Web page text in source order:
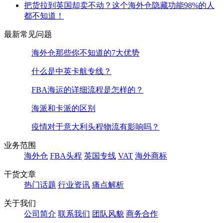
把货拉到英国却卖不动？这个海外仓隐藏功能98%的人
都不知道！
最新常见问题
海外仓那些你不知道的7大优势
什么是中英卡航专线？
FBA海运的详细流程是怎样的？
海派和卡派的区别
疫情对于意大利头程物流有影响吗？
业务范围
海外仓 FBA头程 英国专线 VAT 海外商标
干货文章
热门话题 行业资讯 痛点解析
关于我们
公司简介 联系我们 团队风貌 商务合作